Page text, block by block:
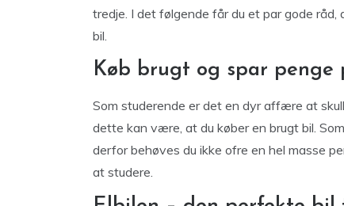
tredje. I det følgende får du et par gode
bil.
Køb brugt og spar penge
Som studerende er det en dyr affære at
dette kan være, at du køber en brugt bil.
derfor behøves du ikke ofre en hel masse
at studere.